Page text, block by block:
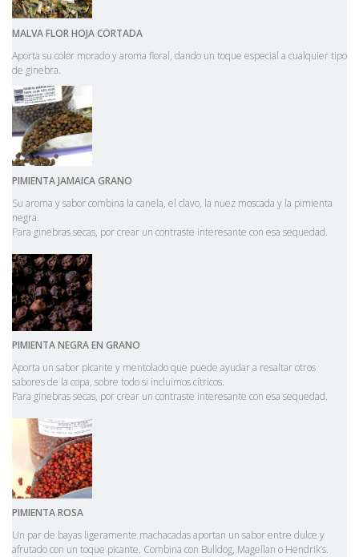
MALVA FLOR HOJA CORTADA
Aporta su color morado y aroma floral, dando un toque especial a cualquier tipo
de ginebra.
PIMIENTAJAMAICAGRANO
Su aroma y sabor combina la canela, el clavo, la nuez moscada y la pimienta
negra.
Para ginebras secas, por crear un contraste interesante con esa sequedad.
PIMIENTANEGRAEN GRANO
Aporta un sabor picante y mentolado que puede ayudar a resaltar otros
sabores de la copa, sobre todo si incluimos cítricos.
Para ginebras secas, por crear un contraste interesante con esa sequedad.
PIMIENTAROSA
Un par de bayas ligeramente machacadas aportan un sabor entre dulce y
afrutado con un toque picante. Combina con Bulldog, Magellan o Hendrik’s.